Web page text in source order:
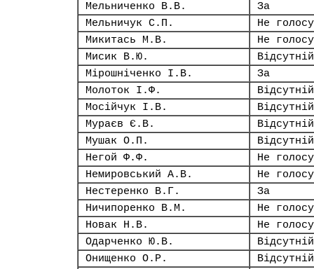
Мельниченко В.В.
За
Мельничук С.П.
Не
Микитась М.В.
Не
Мисик В.Ю.
Відсутній
Мірошніченко І.В.
За
Молоток І.Ф.
Відсутній
Мосійчук І.В.
Відсутній
Мураєв Є.В.
Відсутній
Мушак О.П.
Відсутній
Негой Ф.Ф.
Не
Немировський А.В.
Не
Нестеренко В.Г.
За
Ничипоренко В.М.
Не
Новак Н.В.
Не
Одарченко Ю.В.
Відсутній
Онищенко О.Р.
Відсутній